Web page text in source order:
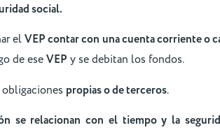
social.
elVEP contar con una cuenta corriente o
de eseVEP y se debitan los fondos.
obligaciones propias o de terceros.
se relacionan con el tiempo y la